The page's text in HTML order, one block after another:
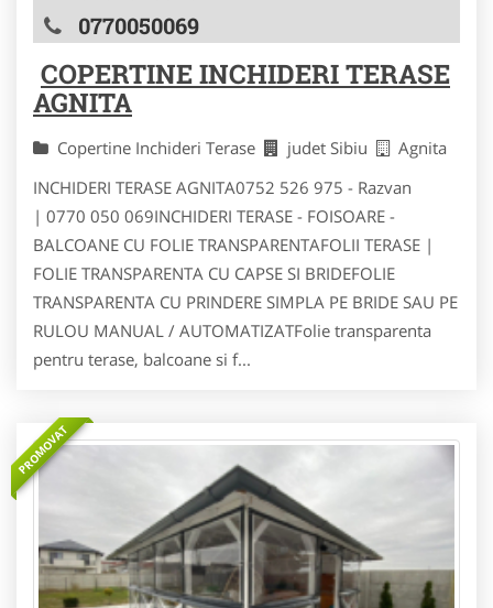
0770050069
COPERTINE INCHIDERI TERASE
AGNITA
Copertine Inchideri Terase judet Sibiu
Agnita
INCHIDERI TERASE AGNITA0752 526 975 - Razvan
| 0770 050 069INCHIDERI TERASE - FOISOARE -
BALCOANE CU FOLIE TRANSPARENTAFOLII TERASE |
FOLIE TRANSPARENTA CU CAPSE SI BRIDEFOLIE
TRANSPARENTA CU PRINDERE SIMPLA PE BRIDE SAU PE
RULOU MANUAL / AUTOMATIZATFolie transparenta
pentru terase, balcoane si f...
PROMOVAT